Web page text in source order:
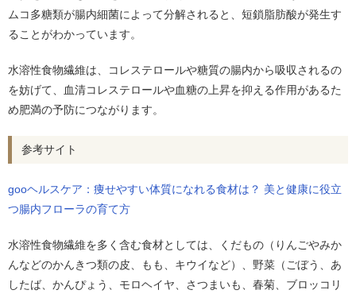
ムコ多糖類が腸内細菌によって分解されると、短鎖脂肪酸が発生す
ることがわかっています。
水溶性食物繊維は、コレステロールや糖質の腸内から吸収されるの
を妨げて、血清コレステロールや血糖の上昇を抑える作用があるた
め肥満の予防につながります。
参考サイト
gooヘルスケア：痩せやすい体質になれる食材は？ 美と健康に役立
つ腸内フローラの育て方
水溶性食物繊維を多く含む食材としては、くだもの（りんごやみか
んなどのかんきつ類の皮、もも、キウイなど）、野菜（ごぼう、あ
したば、かんぴょう、モロヘイヤ、さつまいも、春菊、ブロッコリ